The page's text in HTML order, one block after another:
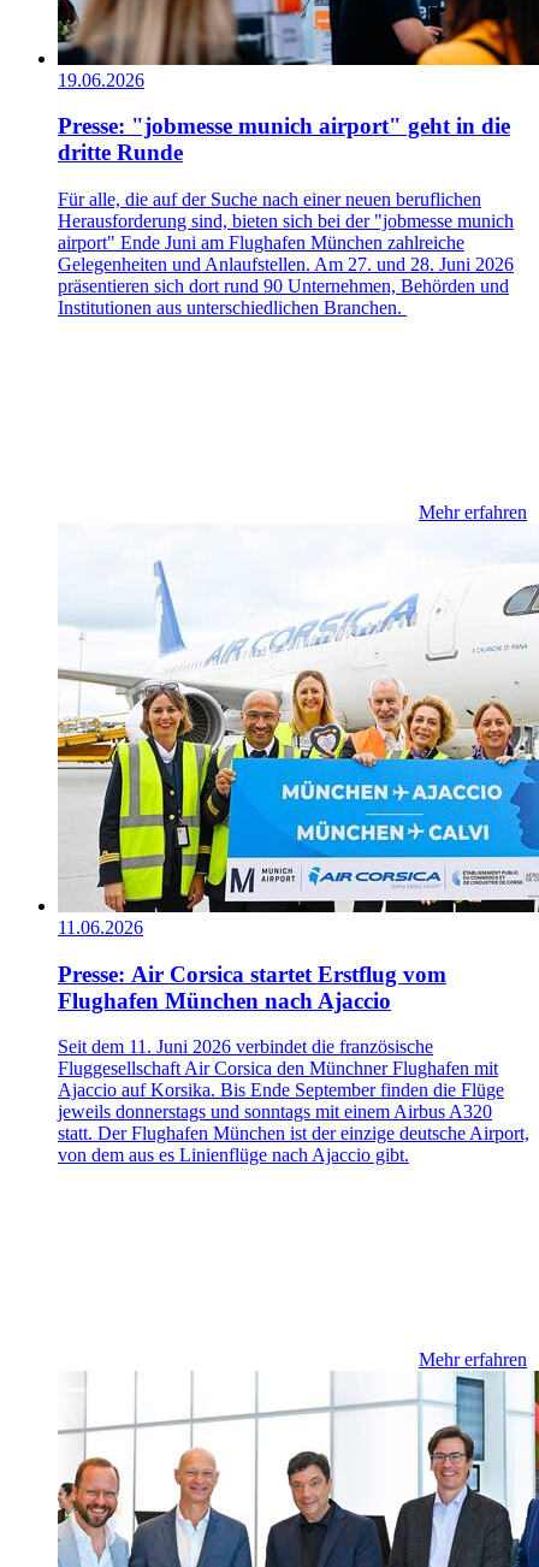
19.06.2026
Presse: "jobmesse munich airport" geht in die
dritte Runde
Für alle, die auf der Suche nach einer neuen beruflichen
Herausforderung sind, bieten sich bei der "jobmesse munich
airport" Ende Juni am Flughafen München zahlreiche
Gelegenheiten und Anlaufstellen. Am 27. und 28. Juni 2026
präsentieren sich dort rund 90 Unternehmen, Behörden und
Institutionen aus unterschiedlichen Branchen.
Mehr erfahren
11.06.2026
Presse: Air Corsica startet Erstflug vom
Flughafen München nach Ajaccio
Seit dem 11. Juni 2026 verbindet die französische
Fluggesellschaft Air Corsica den Münchner Flughafen mit
Ajaccio auf Korsika. Bis Ende September finden die Flüge
jeweils donnerstags und sonntags mit einem Airbus A320
statt. Der Flughafen München ist der einzige deutsche Airport,
von dem aus es Linienflüge nach Ajaccio gibt.
Mehr erfahren